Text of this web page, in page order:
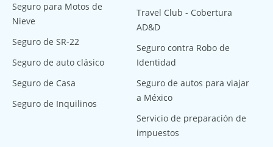
Seguro para Motos de
Nieve
Seguro de SR-22
Seguro de auto clásico
Seguro de Casa
Seguro de Inquilinos
Travel Club - Cobertura
AD&D
Seguro contra Robo de
Identidad
Seguro de autos para viajar
a México
Servicio de preparación de
impuestos